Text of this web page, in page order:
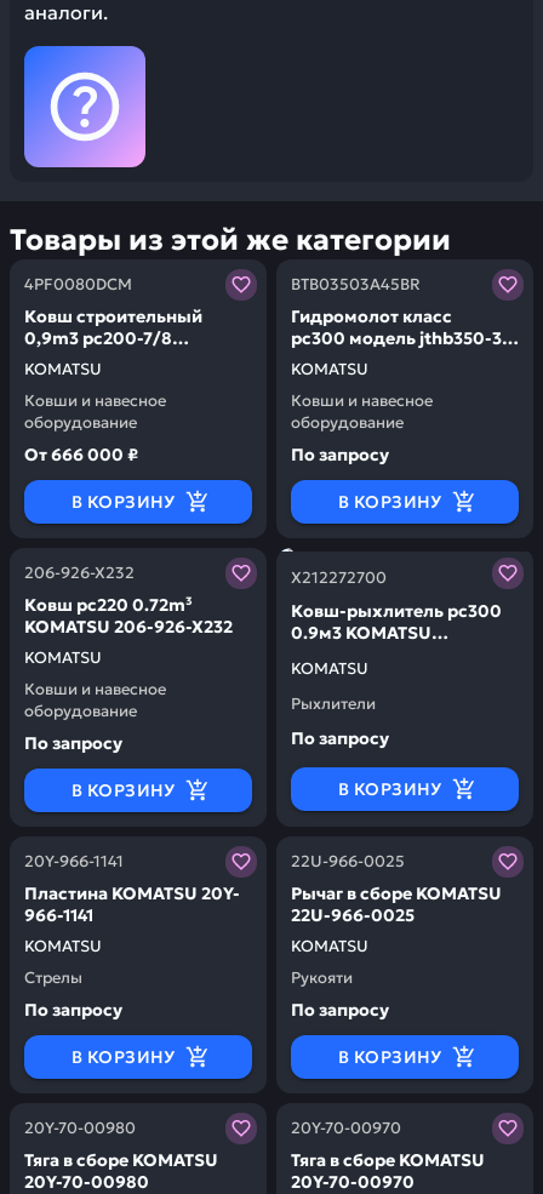
аналоги.
Товары из этой же категории
4PF0080DCM
KOMATSU
Ковш строительный
0,9m3 pc200-7/8
KOMATSU 4PF0080DCM
Ковши и навесное
оборудование
Заказывая запчасти у нас, вы получаете гарантию
От666 000 ₽
В КОРЗИНУ
BTB03503A45BR
KOMATSU
Гидромолот класс
pc300 модель jthb350-3
KOMATSU
BTB03503A45BR
Ковши и навесное
оборудование
Заказывая запчасти у
По запросу
В КОРЗИНУ
206-926-X232
KOMATSU
Ковш pc220 0.72m³
KOMATSU 206-926-X232
Ковши и навесное
оборудование
Заказывая запчасти у нас, вы получаете гарантию
По запросу
В КОРЗИНУ
X212272700
KOMATSU
Ковш-рыхлитель pc300
0.9м3 KOMATSU
Рыхлители
Заказывая запчасти у
По запросу
В КОРЗИНУ
20Y-966-1141
KOMATSU
Пластина KOMATSU 20Y-
966-1141
Стрелы
Заказывая запчасти у нас, вы получаете гарантию
По запросу
В КОРЗИНУ
22U-966-0025
KOMATSU
Рычаг в сборе KOMATSU
22U-966-0025
Рукояти
Заказывая запчасти у
По запросу
В КОРЗИНУ
20Y-70-00980
Тяга в сборе KOMATSU
20Y-70-00980
Заказывая запчасти у нас, вы получаете гарантию
20Y-70-00970
Тяга в сборе KOMATSU
20Y-70-00970
Заказывая запчасти у